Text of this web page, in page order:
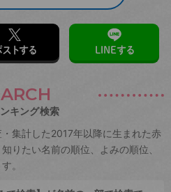
ストする LINEする
キング検索
集計した2017年以降に生まれた赤
りたい名前の順位、よみの順位、
。